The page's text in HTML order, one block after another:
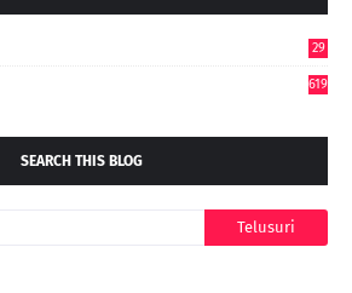
29
619
SEARCH THIS BLOG